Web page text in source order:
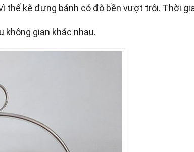
thế kệ đựng bánh có độ bền vượt trội. Thời
không gian khác nhau.